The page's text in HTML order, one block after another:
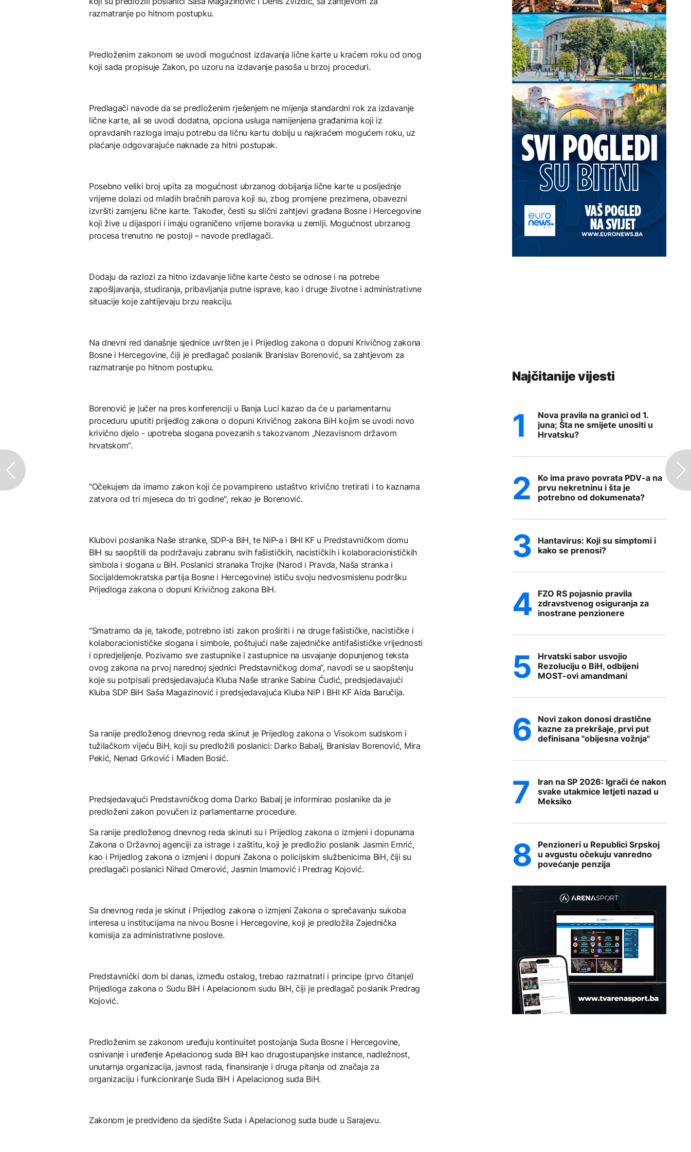
razmatranje po hitnom postupku.
Predloženim zakonom se uvodi mogućnost izdavanja lične karte u kraćem roku od onog
koji sada propisuje Zakon, po uzoru na izdavanje pasoša u brzoj proceduri.
Predlagači navode da se predloženim rješenjem ne mijenja standardni rok za izdavanje
lične karte, ali se uvodi dodatna, opciona usluga namijenjena građanima koji iz
opravdanih razloga imaju potrebu da ličnu kartu dobiju u najkraćem mogućem roku, uz
plaćanje odgovarajuće naknade za hitni postupak.
Posebno veliki broj upita za mogućnost ubrzanog dobijanja lične karte u posljednje
vrijeme dolazi od mladih bračnih parova koji su, zbog promjene prezimena, obavezni
izvršiti zamjenu lične karte. Također, česti su slični zahtjevi građana Bosne i Hercegovine
koji žive u dijaspori i imaju ograničeno vrijeme boravka u zemlji. Mogućnost ubrzanog
procesa trenutno ne postoji – navode predlagači.
Dodaju da razlozi za hitno izdavanje lične karte često se odnose i na potrebe
zapošljavanja, studiranja, pribavljanja putne isprave, kao i druge životne i administrativne
situacije koje zahtijevaju brzu reakciju.
Na dnevni red današnje sjednice uvršten je i Prijedlog zakona o dopuni Krivičnog zakona
Bosne i Hercegovine, čiji je predlagač poslanik Branislav Borenović, sa zahtjevom za
razmatranje po hitnom postupku.
Borenović je jučer na pres konferenciji u Banja Luci kazao da će u parlamentarnu
proceduru uputiti prijedlog zakona o dopuni Krivičnog zakona BiH kojim se uvodi novo
krivično djelo - upotreba slogana povezanih s takozvanom „Nezavisnom državom
hrvatskom“.
"Očekujem da imamo zakon koji će povampireno ustaštvo krivično tretirati i to kaznama
zatvora od tri mjeseca do tri godine", rekao je Borenović.
Klubovi poslanika Naše stranke, SDP-a BiH, te NiP-a i BHI KF u Predstavničkom domu
BIH su saopštili da podržavaju zabranu svih fašističkih, nacističkih i kolaboracionističkih
simbola i slogana u BiH. Poslanici stranaka Trojke (Narod i Pravda, Naša stranka i
Socijaldemokratska partija Bosne i Hercegovine) ističu svoju nedvosmislenu podršku
Prijedloga zakona o dopuni Krivičnog zakona BiH.
“Smatramo da je, takođe, potrebno isti zakon proširiti i na druge fašističke, nacističke i
kolaboracionističke slogana i simbole, poštujući naše zajedničke antifašističke vrijednosti
i opredjeljenje. Pozivamo sve zastupnike i zastupnice na usvajanje dopunjenog teksta
ovog zakona na prvoj narednoj sjednici Predstavničkog doma“, navodi se u saopštenju
koje su potpisali predsjedavajuća Kluba Naše stranke Sabina Ćudić, predsjedavajući
Kluba SDP BiH Saša Magazinović i predsjedavajuća Kluba NiP i BHI KF Aida Baručija.
Sa ranije predloženog dnevnog reda skinut je Prijedlog zakona o Visokom sudskom i
tužilačkom vijeću BiH, koji su predložili poslanici: Darko Babalj, Branislav Borenović, Mira
Pekić, Nenad Grković i Mladen Bosić.
Predsjedavajući Predstavničkog doma Darko Babalj je informirao poslanike da je
predloženi zakon povučen iz parlamentarne procedure.
Sa ranije predloženog dnevnog reda skinuti su i Prijedlog zakona o izmjeni i dopunama
Zakona o Državnoj agenciji za istrage i zaštitu, koji je predložio poslanik Jasmin Emrić,
kao i Prijedlog zakona o izmjeni i dopuni Zakona o policijskim službenicima BiH, čiji su
predlagači poslanici Nihad Omerović, Jasmin Imamović i Predrag Kojović.
Sa dnevnog reda je skinut i Prijedlog zakona o izmjeni Zakona o sprečavanju sukoba
interesa u institucijama na nivou Bosne i Hercegovine, koji je predložila Zajednička
komisija za administrativne poslove.
Predstavnički dom bi danas, između ostalog, trebao razmatrati i principe (prvo čitanje)
Prijedloga zakona o Sudu BiH i Apelacionom sudu BiH, čiji je predlagač poslanik Predrag
Kojović.
Predloženim se zakonom uređuju kontinuitet postojanja Suda Bosne i Hercegovine,
osnivanje i uređenje Apelacionog suda BiH kao drugostupanjske instance, nadležnost,
unutarnja organizacija, javnost rada, finansiranje i druga pitanja od značaja za
organizaciju i funkcioniranje Suda BiH i Apelacionog suda BiH.
Zakonom je predviđeno da sjedište Suda i Apelacionog suda bude u Sarajevu.
Najčitanije vijesti
Nova pravila na granici od 1.
juna; Šta ne smijete unositi u
Hrvatsku?
Ko ima pravo povrata PDV-a na
prvu nekretninu i šta je
potrebno od dokumenata?
Hantavirus: Koji su simptomi i
kako se prenosi?
FZO RS pojasnio pravila
zdravstvenog osiguranja za
inostrane penzionere
Hrvatski sabor usvojio
Rezoluciju o BiH, odbijeni
MOST-ovi amandmani
Novi zakon donosi drastične
kazne za prekršaje, prvi put
definisana "obijesna vožnja"
Iran na SP 2026: Igrači će nakon
svake utakmice letjeti nazad u
Meksiko
Penzioneri u Republici Srpskoj
u avgustu očekuju vanredno
povećanje penzija